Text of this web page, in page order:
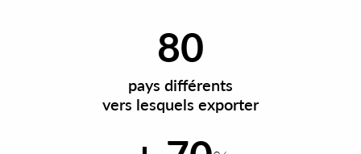
pays différents
vers lesquels exporter
80